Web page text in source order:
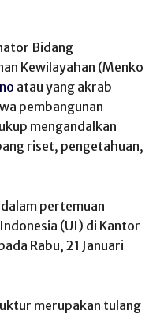
Bidang
Kewilayahan ‎(Menko
atau yang akrab
pembangunan
mengandalkan
riset, pengetahuan,
pertemuan
(UI) di Kantor
Rabu, 21 Januari
merupakan tulang